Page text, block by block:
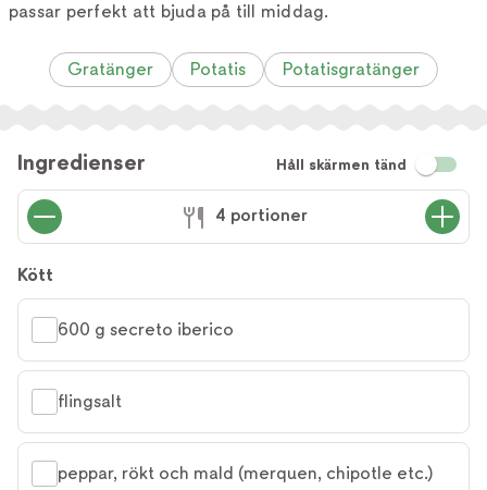
passar perfekt att bjuda på till middag.
Gratänger Potatis Potatisgratänger
Ingredienser Håll skärmen tänd
4 portioner
Kött
600 g secreto iberico
flingsalt
peppar, rökt och mald (merquen, chipotle etc.)